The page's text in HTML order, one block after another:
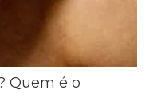
Quem é o